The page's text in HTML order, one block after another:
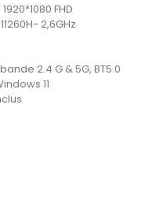
FHD
2,6GHz
2.4 G & 5G, BT5.0
11